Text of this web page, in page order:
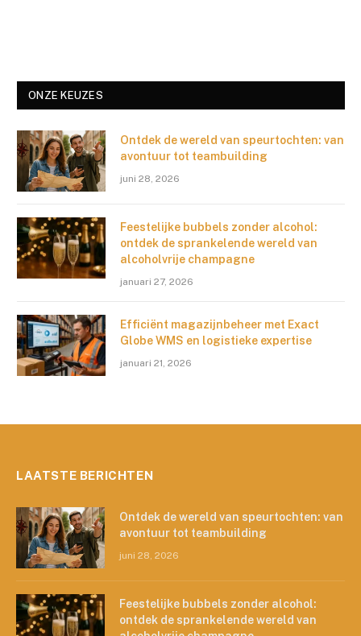
ONZE KEUZES
Ontdek de wereld van speurtochten: van
avontuur tot teambuilding
juni 28, 2026
Feestelijke bubbels zonder alcohol:
ontdek de sprankelende wereld van
alcoholvrije champagne
januari 27, 2026
Efficiënt magazijnbeheer met Exact
Globe WMS en logistieke expertise
januari 21, 2026
LAATSTE BERICHTEN
Ontdek de wereld van speurtochten: van
avontuur tot teambuilding
juni 28, 2026
Feestelijke bubbels zonder alcohol:
ontdek de sprankelende wereld van